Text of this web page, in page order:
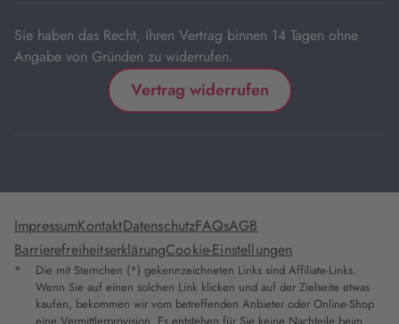
Sie haben das Recht, Ihren Vertrag binnen 14 Tagen ohne
Angabe von Gründen zu widerrufen.
Vertrag widerrufen
ImpressumKontaktDatenschutzFAQsAGB
BarrierefreiheitserklärungCookie-Einstellungen
*
Die mit Sternchen (*) gekennzeichneten Links sind Affiliate-Links.
Wenn Sie auf einen solchen Link klicken und auf der Zielseite etwas
kaufen, bekommen wir vom betreffenden Anbieter oder Online-Shop
eine Vermittlerprovision. Es entstehen für Sie keine Nachteile beim